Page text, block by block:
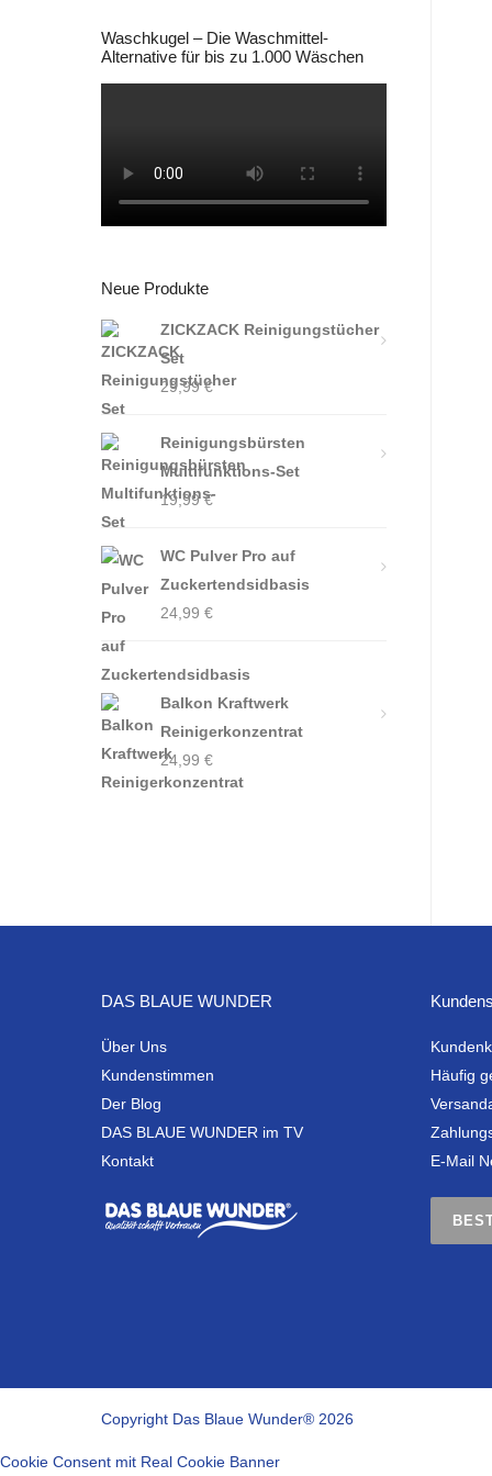
Waschkugel – Die Waschmittel-
Alternative für bis zu 1.000 Wäschen
Neue Produkte
ZICKZACK Reinigungstücher
Set
29,99€
Reinigungsbürsten
Multifunktions-Set
19,99€
WC Pulver Pro auf
Zuckertendsidbasis
24,99 €
Balkon Kraftwerk
Reinigerkonzentrat
24,99 €
DAS BLAUE WUNDER
Über Uns
Kundenstimmen
Der Blog
DAS BLAUE WUNDER im TV
Kontakt
Häufig
E-Mail
Copyright Das Blaue Wunder® 2026
Cookie Consent mit Real Cookie Banner